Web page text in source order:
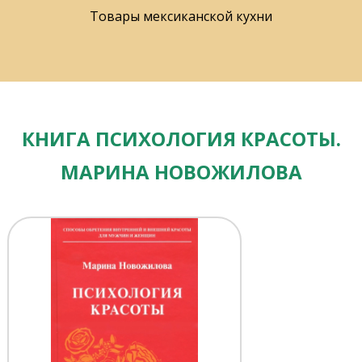
Товары мексиканской кухни
КНИГА ПСИХОЛОГИЯ КРАСОТЫ.
МАРИНА НОВОЖИЛОВА